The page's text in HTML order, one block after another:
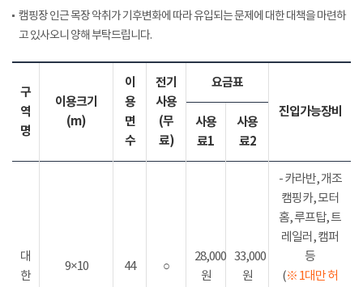
캠핑장 인근 목장 악취가 기후변화에 따라 유입되는 문제에 대한 대책을 마련하
고 있사오니 양해 부탁드립니다.
구
역
명
이용크기
(m)
이
용
면
수
전기
사용
(무
료)
요금표
진입가능장비
사용
료1
사용
료2
대
한
9×10 44 ○
28,000
원
33,000
원
- 카라반, 개조
캠핑카, 모터
홈, 루프탑, 트
레일러, 캠퍼
등
(※ 1대만 허